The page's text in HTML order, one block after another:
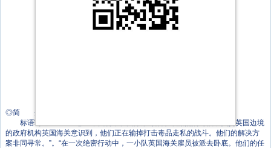
约书亚·塞缪尔斯
◎简 介
标语写道：“20世纪90年代初，在国际禁毒战争最激烈的时候，负责英国边境
的政府机构英国海关意识到，他们正在输掉打击毒品走私的战斗。他们的解决方
案非同寻常。”。“在一次绝密行动中，一小队英国海关雇员被派去卧底。他们的任